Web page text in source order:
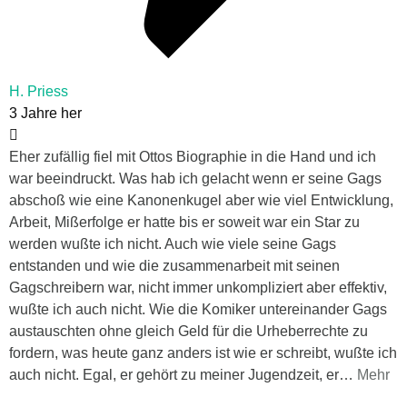
H. Priess
3 Jahre her
Eher zufällig fiel mit Ottos Biographie in die Hand und ich
war beeindruckt. Was hab ich gelacht wenn er seine Gags
abschoß wie eine Kanonenkugel aber wie viel Entwicklung,
Arbeit, Mißerfolge er hatte bis er soweit war ein Star zu
werden wußte ich nicht. Auch wie viele seine Gags
entstanden und wie die zusammenarbeit mit seinen
Gagschreibern war, nicht immer unkompliziert aber effektiv,
wußte ich auch nicht. Wie die Komiker untereinander Gags
austauschten ohne gleich Geld für die Urheberrechte zu
fordern, was heute ganz anders ist wie er schreibt, wußte ich
auch nicht. Egal, er gehört zu meiner Jugendzeit, er… Mehr